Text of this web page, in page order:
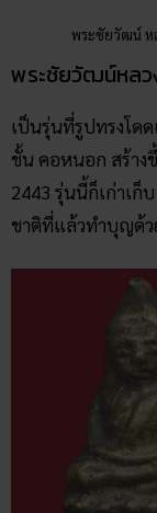
พระชัยวัฒน์หล
เป็นรุ่นที่รูปทรงโด
ชั้น คอหนอก สร้า
2443 รุ่นนี้ก็เก่าเก็
ชาติที่แล้วทำบุญด้ว